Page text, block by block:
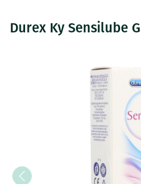
Durex Ky Sensilube